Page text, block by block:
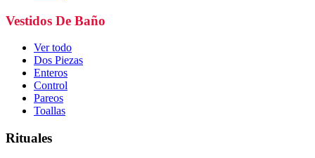
Vestidos De Baño
Ver todo
Dos Piezas
Enteros
Control
Pareos
Toallas
Rituales